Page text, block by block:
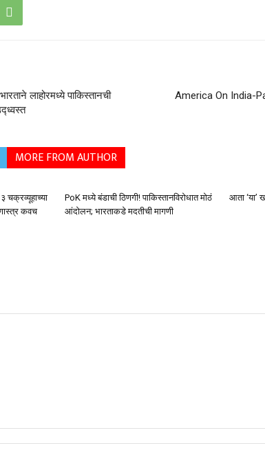
लाहोरमध्ये पाकिस्तानची
America On India-Pak
MORE FROM AUTHOR
चक्रव्यूहाच्या
कवच
PoK मध्ये बंडाची ठिणगी! पाकिस्तानविरोधात मोठं
आंदोलन; भारताकडे मदतीची मागणी
आता ‘या’